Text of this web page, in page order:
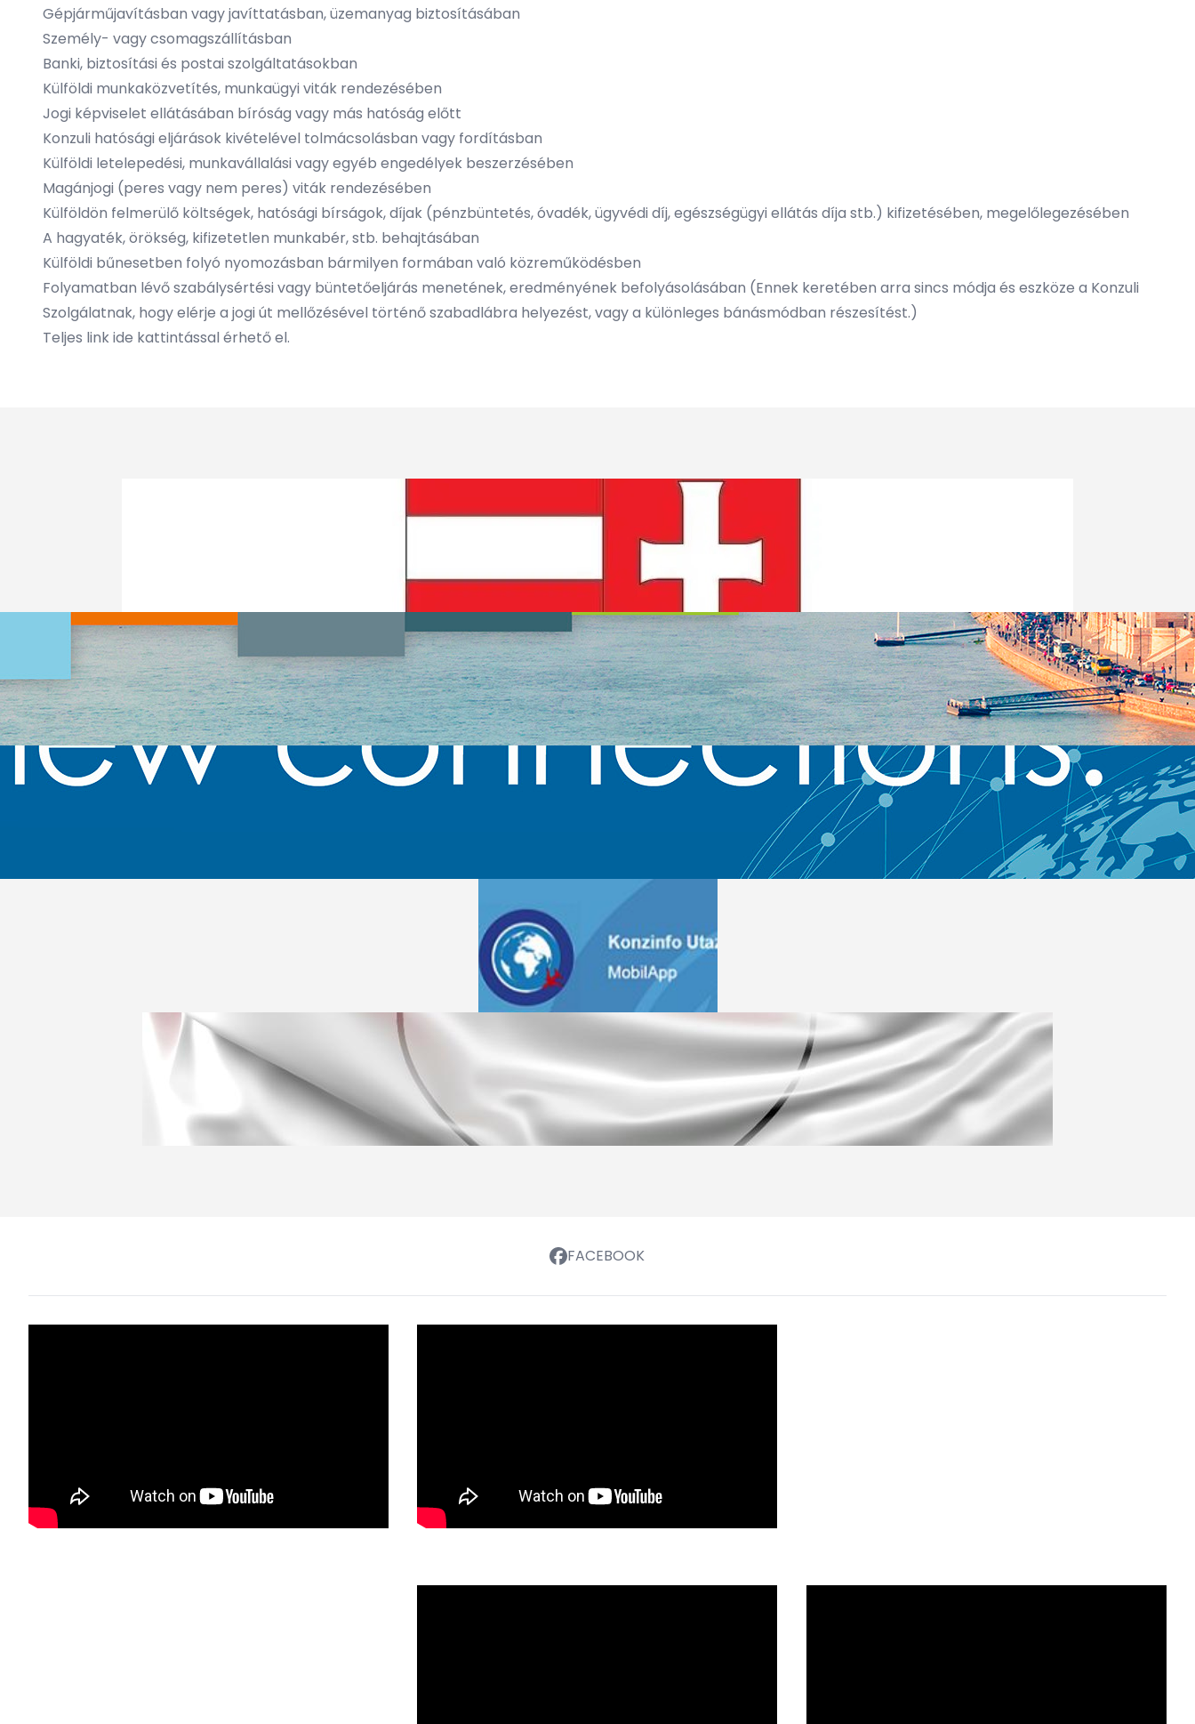
Gépjárműjavításban vagy javíttatásban, üzemanyag biztosításában
Személy- vagy csomagszállításban
Banki, biztosítási és postai szolgáltatásokban
Külföldi munkaközvetítés, munkaügyi viták rendezésében
Jogi képviselet ellátásában bíróság vagy más hatóság előtt
Konzuli hatósági eljárások kivételével tolmácsolásban vagy fordításban
Külföldi letelepedési, munkavállalási vagy egyéb engedélyek beszerzésében
Magánjogi (peres vagy nem peres) viták rendezésében
Külföldön felmerülő költségek, hatósági bírságok, díjak (pénzbüntetés, óvadék, ügyvédi díj, egészségügyi ellátás díja stb.) kifizetésében, megelőlegezésében
A hagyaték, örökség, kifizetetlen munkabér, stb. behajtásában
Külföldi bűnesetben folyó nyomozásban bármilyen formában való közreműködésben
Folyamatban lévő szabálysértési vagy büntetőeljárás menetének, eredményének befolyásolásában (Ennek keretében arra sincs módja és eszköze a Konzuli
Szolgálatnak, hogy elérje a jogi út mellőzésével történő szabadlábra helyezést, vagy a különleges bánásmódban részesítést.)
Teljes link ide kattintással érhető el.
FACEBOOK